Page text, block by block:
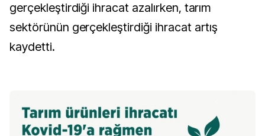
gerçekleştirdiği ihracat azalırken, tarım
sektörünün gerçekleştirdiği ihracat artış
kaydetti.